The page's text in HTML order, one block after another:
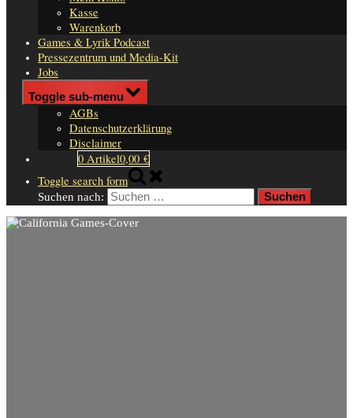
Kasse
Warenkorb
Games & Lyrik Podcast
Pressezentrum und Media-Kit
Jobs
Impressum
Toggle sub-menu
AGBs
Datenschutzerklärung
Disclaimer
0 Artikel0,00 €
Toggle search form
Suchen nach: